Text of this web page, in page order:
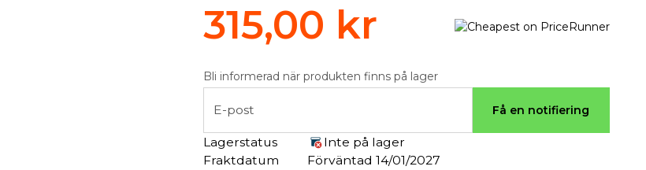
315,00 kr
Bli informerad när produkten finns på lager
E-post Få en notifiering
Lagerstatus
Inte på lager
Fraktdatum
Förväntad 14/01/2027